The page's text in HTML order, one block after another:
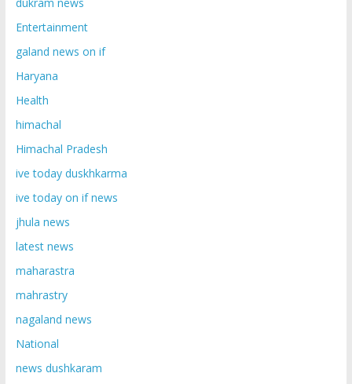
Entertainment
galand news on if
Haryana
Health
himachal
Himachal Pradesh
ive today duskhkarma
ive today on if news
jhula news
latest news
maharastra
mahrastry
nagaland news
National
news dushkaram